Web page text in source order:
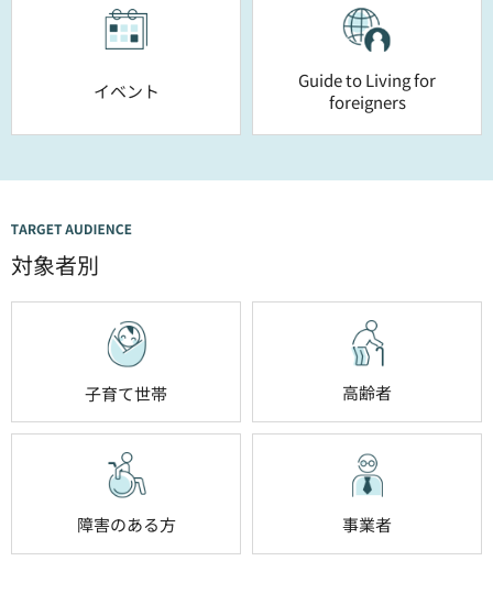
イベント
Guide to Living for
foreigners
対象者別
子育て世帯 高齢者
障害のある方 事業者